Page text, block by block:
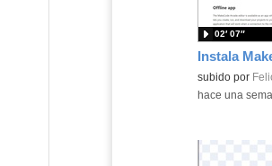
Contenido
subido por
02′ 07″
-hace una